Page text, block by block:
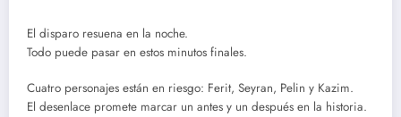
El disparo resuena en la noche.
Todo puede pasar en estos minutos finales.
Cuatro personajes están en riesgo: Ferit, Seyran, Pelin y Kazim.
El desenlace promete marcar un antes y un después en la historia.